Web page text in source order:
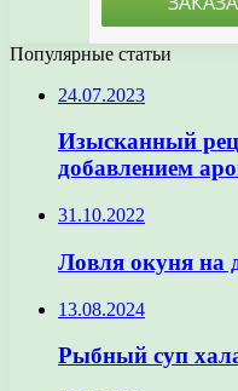
Популярные статьи
24.07.2023
Изысканный
добавлением
31.10.2022
Ловля окуня на
13.08.2024
Рыбный суп